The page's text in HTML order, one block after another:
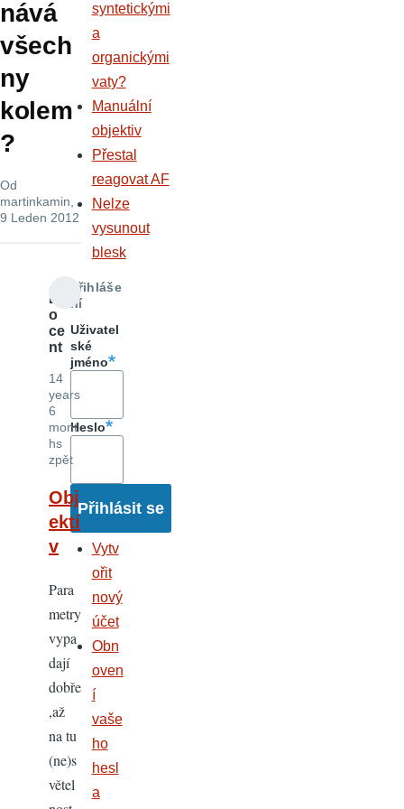
nává
všech
ny
kolem
?
Od
martinkamin
9 Leden 2012
D
o
ce
nt
14
years
6
mont
hs
zpět
Obj
ekti
v
Para
metry
vypa
dají
dobře
,až
na tu
(ne)s
větel
syntetickými
a
organickými
vaty?
Manuální
objektiv
Přestal
reagovat AF
Nelze
vysunout
blesk
Přihláše
ní
Uživatel
ské
jméno
Heslo
Vytv
ořit
nový
účet
Obn
oven
í
vaše
ho
hesl
a